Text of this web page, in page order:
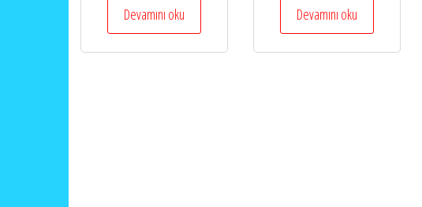
Devamını oku Devamını oku